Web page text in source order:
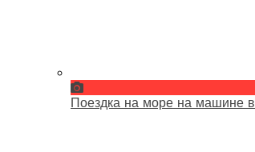
Поездка на море на машине